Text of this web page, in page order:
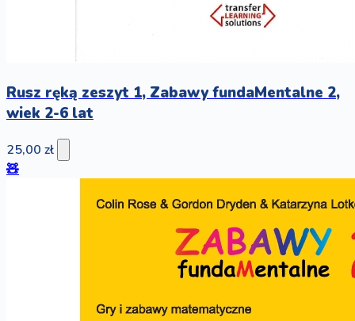
Rusz ręką zeszyt 1, Zabawy fundaMentalne 2,
wiek 2-6 lat
25,00 zł
🧸